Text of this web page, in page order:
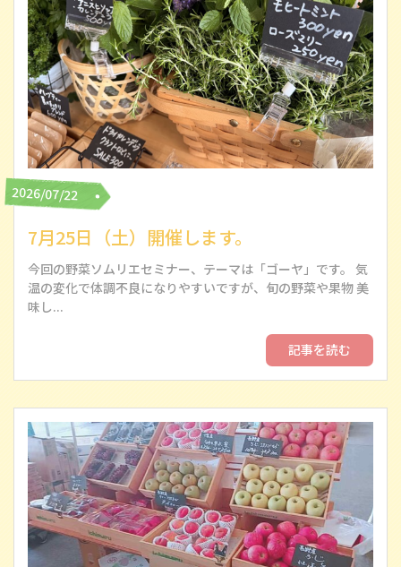
2026/07/22
7月25日（土）開催します。
今回の野菜ソムリエセミナー、テーマは「ゴーヤ」です。 気
温の変化で体調不良になりやすいですが、旬の野菜や果物 美
味し...
記事を読む